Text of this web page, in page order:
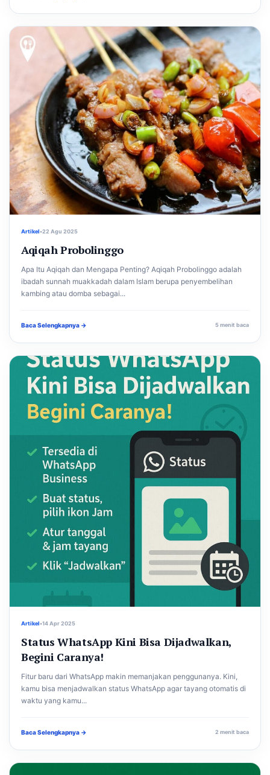
Artikel•22 Agu 2025
Aqiqah Probolinggo
Apa Itu Aqiqah dan Mengapa Penting? Aqiqah Probolinggo adalah
ibadah sunnah muakkadah dalam Islam berupa penyembelihan
kambing atau domba sebagai...
Baca Selengkapnya → 5 menit baca
Artikel•14 Apr 2025
Status WhatsApp Kini Bisa Dijadwalkan,
Begini Caranya!
Fitur baru dari WhatsApp makin memanjakan penggunanya. Kini,
kamu bisa menjadwalkan status WhatsApp agar tayang otomatis di
waktu yang kamu...
Baca Selengkapnya → 2 menit baca